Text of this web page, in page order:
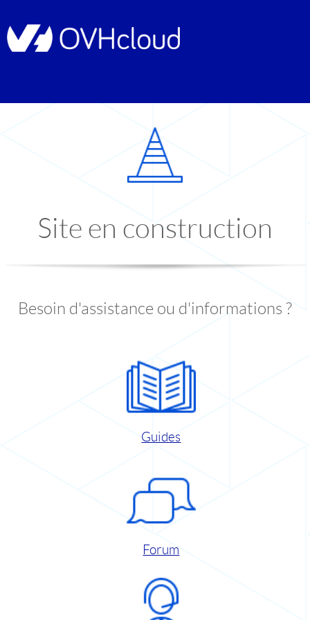
Site en construction
Besoin d'assistance ou d'informations ?
Guides
Forum